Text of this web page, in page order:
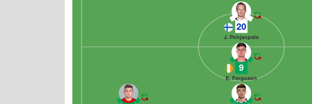
20
J. Pohjanpalo
9
E. Ferguson